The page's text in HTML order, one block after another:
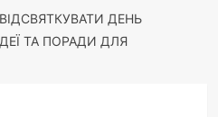
ДЕНЬ
ТА ПОРАДИ ДЛЯ